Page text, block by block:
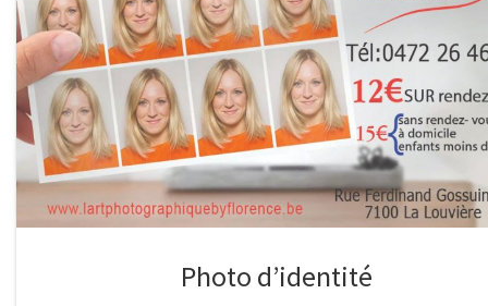
Photo d’identité